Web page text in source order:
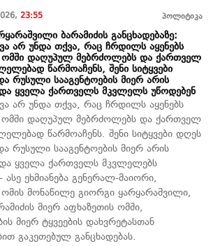
23:55 პოლიტიკა
ბარამიძის განცხადებაზე:
არ უნდა თქვა, რაც ჩრდილს აყენებს
ომში დაღუპულ მებრძოლებს და ქართველ
წარმოაჩენს, შენი სიტყვები
რუსული სააგენტოების მიერ არის
ყველა ქართველს მკვლელს უწოდებენ
არ უნდა თქვა, რაც ჩრდილს აყენებს
ომში დაღუპულ მებრძოლებს და ქართველ
წარმოაჩენს. შენი სიტყვები დღეს
რუსული სააგენტოების მიერ არის
ყველა ქართველს მკვლელებს
ასე ეხმიანება გენერალ-მაიორი,
მონაწილე გიორგი ყარყარაშვილი,
მიერ აფხაზეთის ომში,
მიერ ტყვეების დახვრეტასთან
გაკეთებულ განცხადებას.